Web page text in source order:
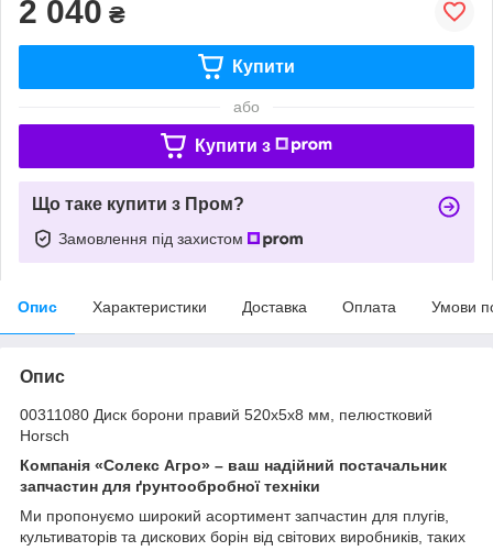
2 040 ₴
Купити
або
Купити з
Що таке купити з Пром?
Замовлення під захистом
Опис Характеристики Доставка Оплата Умови
Опис
00311080 Диск борони правий 520х5х8 мм, пелюстковий
Horsch
Компанія «Солекс Агро» – ваш надійний постачальник
запчастин для ґрунтообробної техніки
Ми пропонуємо широкий асортимент запчастин для плугів,
культиваторів та дискових борін від світових виробників, таких